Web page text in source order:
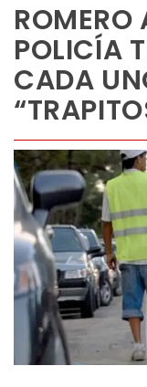
ROMERO
POLICÍA
CADA